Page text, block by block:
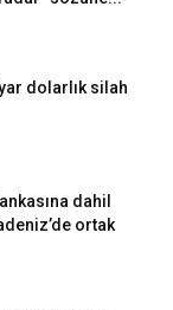
dolarlık silah
dahil
ortak